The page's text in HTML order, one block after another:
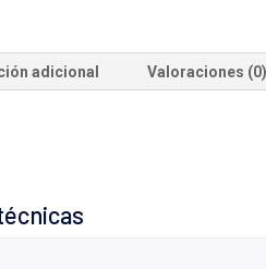
adicional Valoraciones (0)